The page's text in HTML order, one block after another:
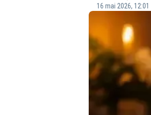
16 mai 2026, 12:01